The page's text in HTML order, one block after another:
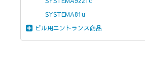
SYSTEMA81u
ビル用エントランス商品